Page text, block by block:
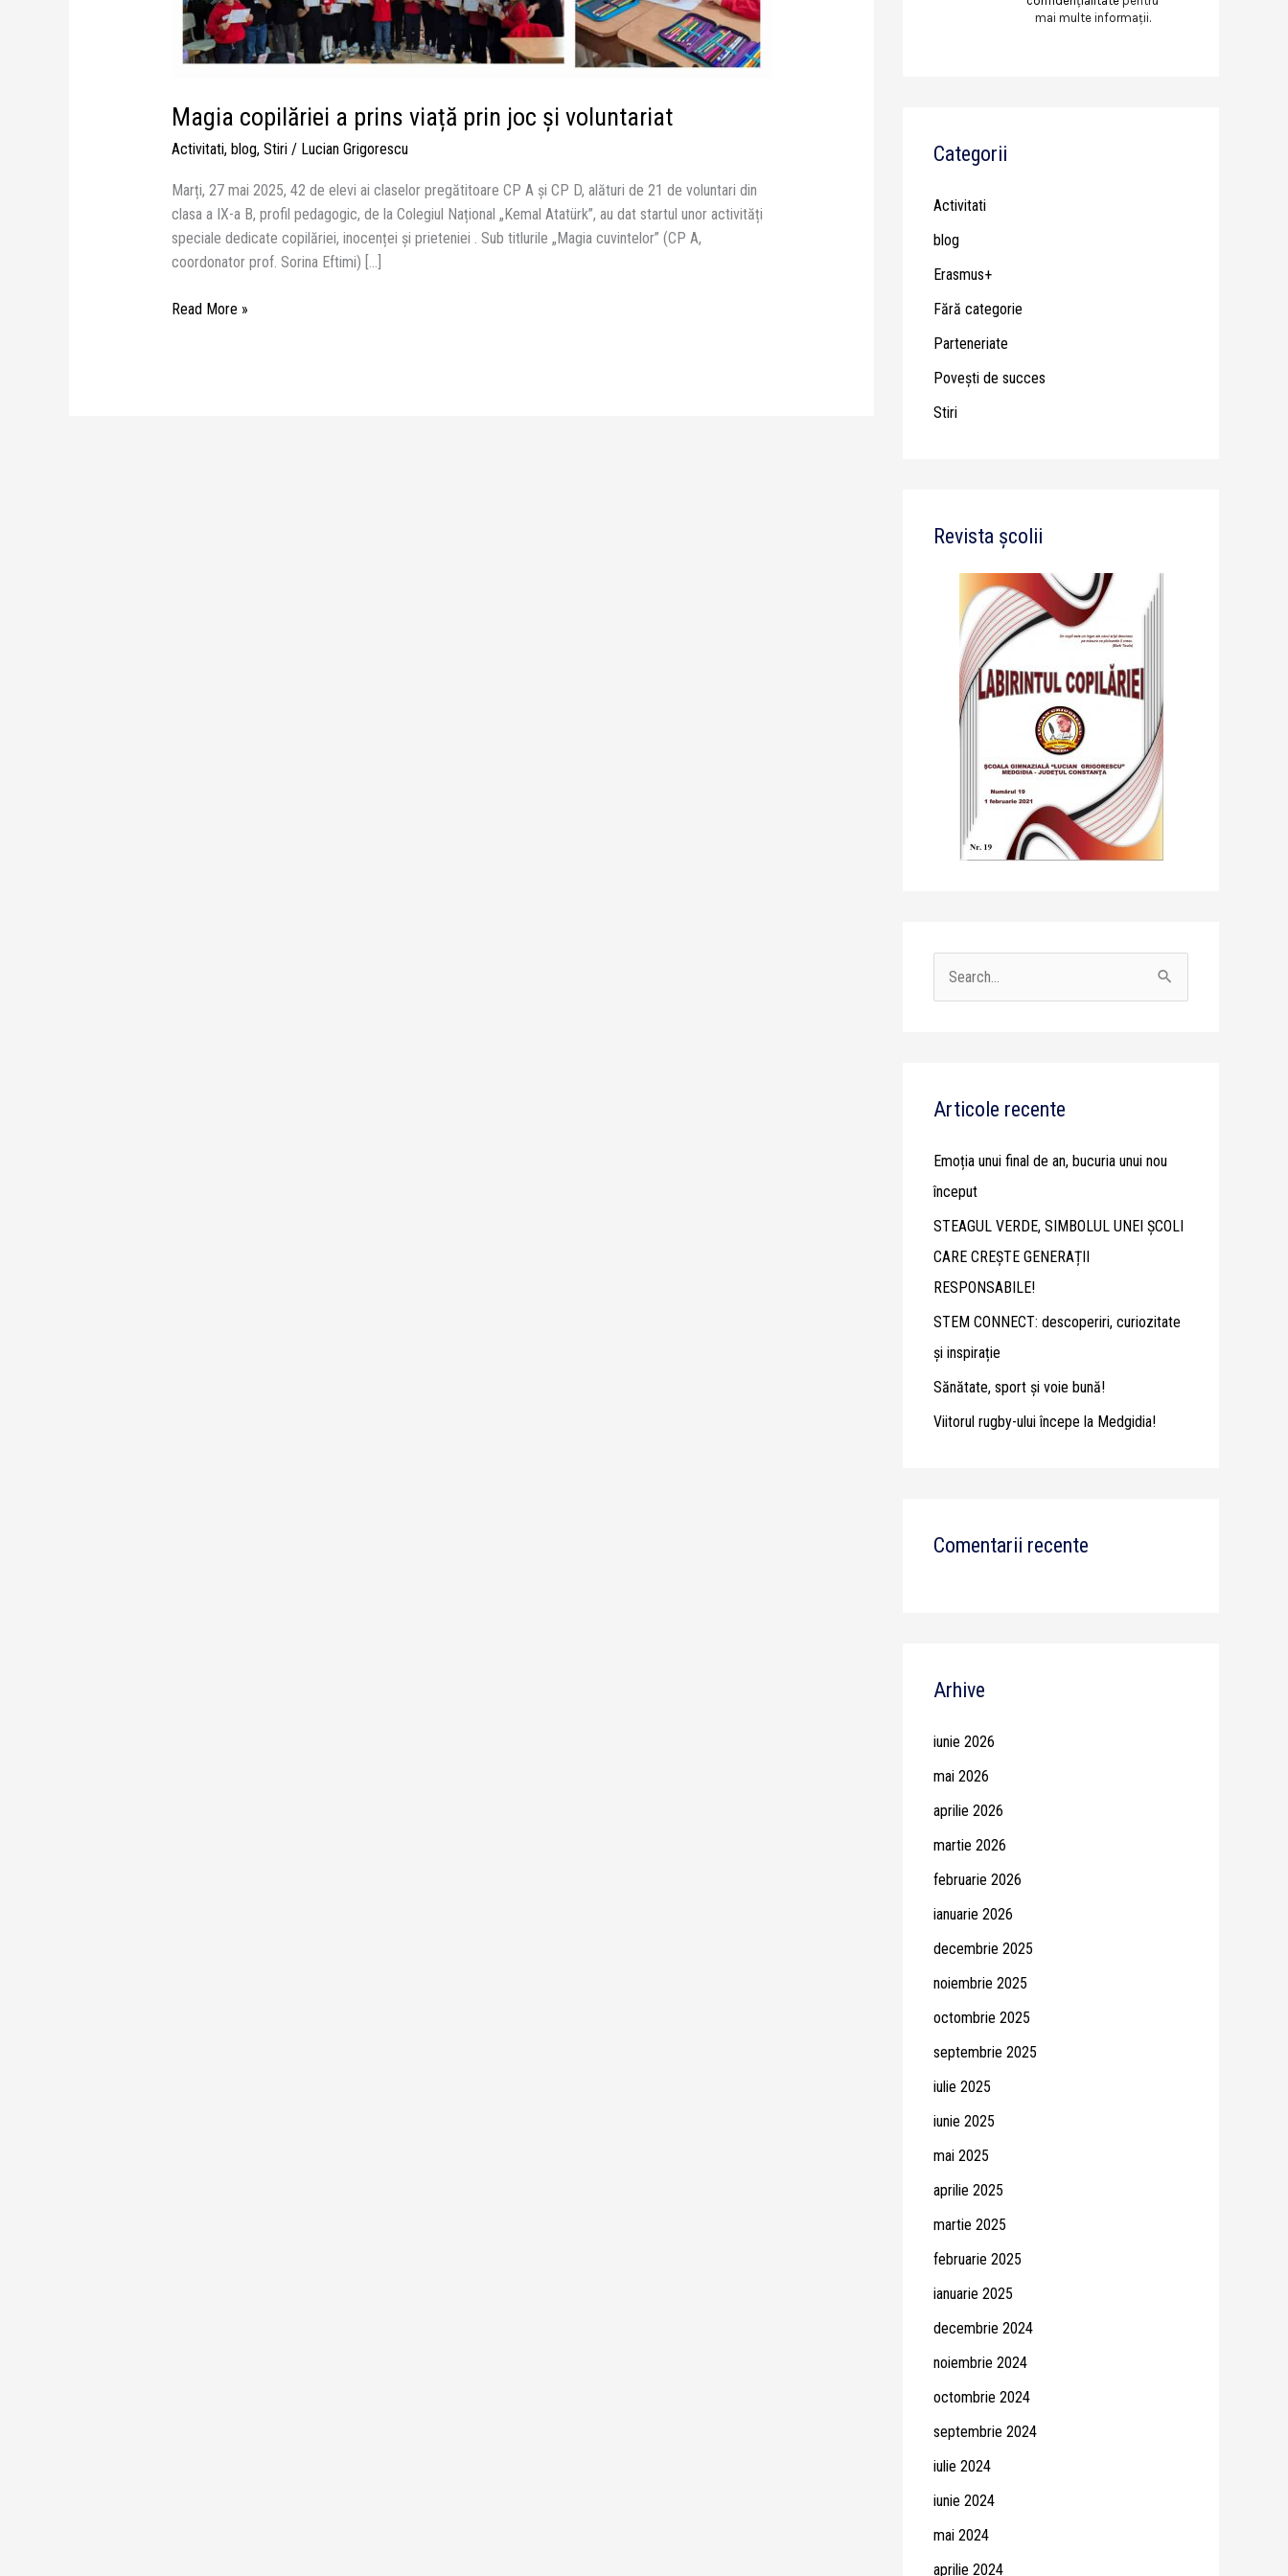
Magia copilăriei a prins viață prin joc și voluntariat
Activitati, blog, Stiri/ Lucian Grigorescu
Marți, 27 mai 2025, 42 de elevi ai claselor pregătitoare CP A și CP D, alături de 21 de voluntari din
clasa a IX-a B, profil pedagogic, de la Colegiul Național „Kemal Atatürk”, au dat startul unor activități
speciale dedicate copilăriei, inocenței și prieteniei . Sub titlurile „Magia cuvintelor” (CP A,
coordonator prof. Sorina Eftimi) […]
Read More »
mai multe informații.
Categorii
Activitati
blog
Erasmus+
Fără categorie
Parteneriate
Poveşti de succes
Stiri
Revista școlii
c
f
o
r
:
Articole recente
Emoția unui final de an, bucuria unui nou
început
STEAGUL VERDE, SIMBOLUL UNEI ȘCOLI
CARE CREȘTE GENERAȚII
RESPONSABILE!
STEM CONNECT: descoperiri, curiozitate
și inspirație
Sănătate, sport și voie bună!
Viitorul rugby-ului începe la Medgidia!
Comentarii recente
Arhive
iunie 2026
mai 2026
aprilie 2026
martie 2026
februarie 2026
ianuarie 2026
decembrie 2025
noiembrie 2025
octombrie 2025
septembrie 2025
iulie 2025
iunie 2025
mai 2025
aprilie 2025
martie 2025
februarie 2025
ianuarie 2025
decembrie 2024
noiembrie 2024
octombrie 2024
septembrie 2024
iulie 2024
iunie 2024
mai 2024
aprilie 2024